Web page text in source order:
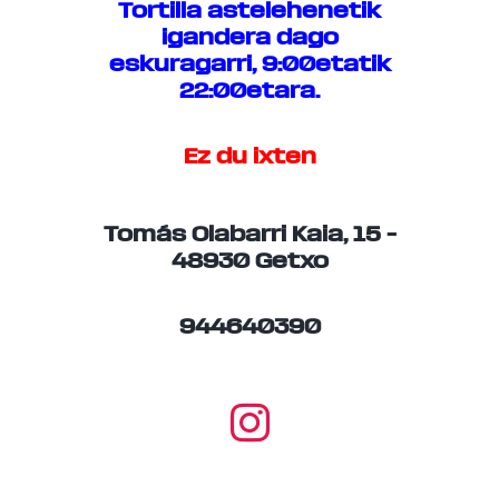
Tortilla astelehenetik
igandera dago
eskuragarri, 9:00etatik
22:00etara.
Ez du ixten
Tomás Olabarri Kaia, 15 –
48930 Getxo
944640390